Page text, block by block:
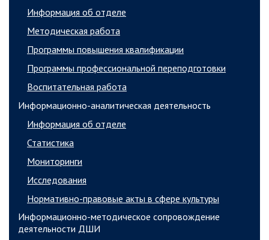
Информация об отделе
Методическая работа
Программы повышения квалификации
Программы профессиональной переподготовки
Воспитательная работа
Информационно-аналитическая деятельность
Информация об отделе
Статистика
Мониторинги
Исследования
Нормативно-правовые акты в сфере культуры
Информационно-методическое сопровождение
деятельности ДШИ